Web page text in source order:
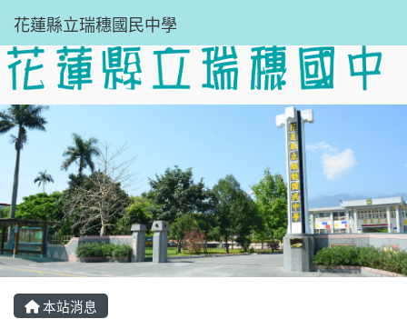
花蓮縣立瑞穗國民中學
本站消息